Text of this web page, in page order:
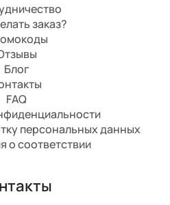
заказ?
Блог
FAQ
персональных данных
о соответствии